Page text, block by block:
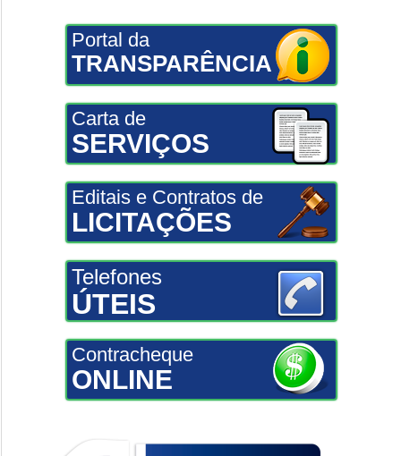
Portal da
TRANSPARÊNCIA
Carta de
SERVIÇOS
Editais e Contratos de
LICITAÇÕES
Telefones
ÚTEIS
Contracheque
ONLINE